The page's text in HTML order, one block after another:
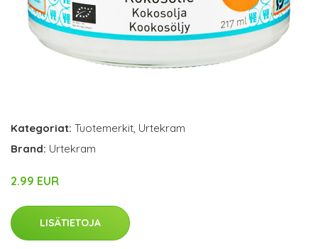
Kategoriat: Tuotemerkit, Urtekram
Brand: Urtekram
2.99 EUR
LISÄTIETOJA